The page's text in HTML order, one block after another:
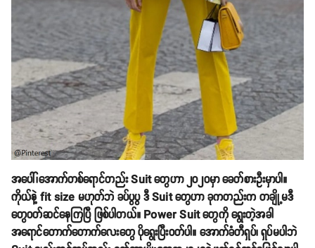
အပေါ်၊အောက်တစ်ရောင်တည်း Suit တွေဟာ ၂၀၂ဝမှာ ခေတ်စားဦးမှာပါ။
ကိုယ်နဲ့ fit size မဟုတ်ဘဲ ခပ်ပွပွ ဒီ Suit တွေဟာ ခုကတည်းက တချို့မဒီ
တွေဝတ်ဆင်နေကြပြီ ဖြစ်ပါတယ်။ Power Suit တွေကို ရွေးတဲ့အခါ
အရောင်တောက်တောက်လေးတွေ ပိုရွေးပြီးဝတ်ပါ။ အောက်ခံတီရှပ်၊ ရှပ်မပါဘဲ